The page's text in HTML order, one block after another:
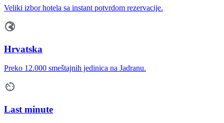
Veliki izbor hotela sa instant potvrdom rezervacije.
Hrvatska
Preko 12.000 smeštajnih jedinica na Jadranu.
Last minute